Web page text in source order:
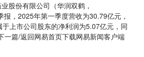
股份有限公司（华润双鹤，
，2025年第一季度营收为30.79亿元，
上市公司股东的净利润为5.07亿元，同
一篇/返回网易首页下载网易新闻客户端